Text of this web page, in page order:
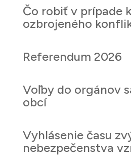
Čo robiť v prípade
ozbrojeného
Referendum 2026
Voľby do orgánov
obcí
Vyhlásenie času
nebezpečenstva